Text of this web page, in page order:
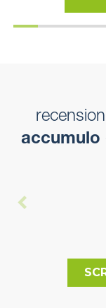
accumulo